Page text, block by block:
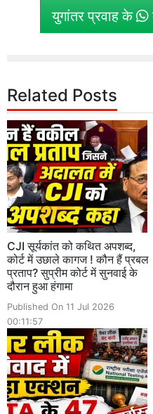
युगांतर प्रवाह के
Related Posts
CJI सूर्यकांत को कथित अपशब्द,
कोर्ट में उछाले कागज ! कौन हैं प्रबल
प्रताप? सुप्रीम कोर्ट में सुनवाई के
दौरान हुआ हंगामा
Published On 11 Jul 2026
00:11:57